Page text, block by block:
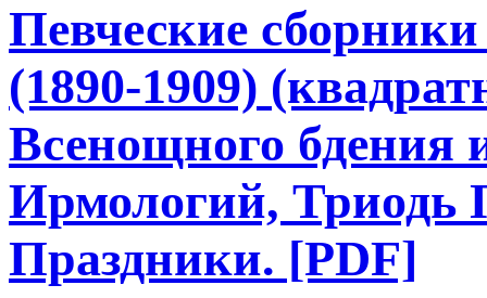
Певческие
(1890-1909)
Всенощного бдения
Ирмологий, Триодь
Праздники. [PDF]